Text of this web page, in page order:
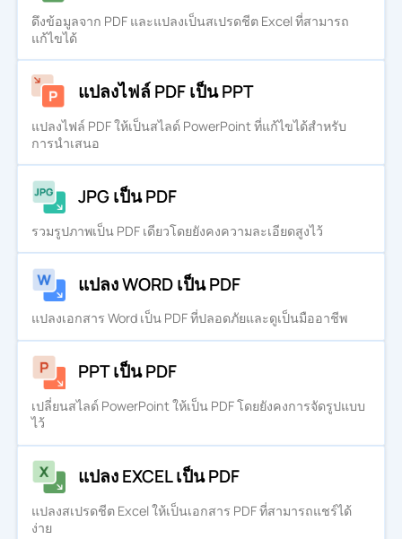
ดึงข้อมูลจาก PDF และแปลงเป็นสเปรดชีต Excel ที่สามารถ
แก้ไขได้
แปลงไฟล์ PDF เป็น PPT
แปลงไฟล์ PDF ให้เป็นสไลด์ PowerPoint ที่แก้ไขได้สำหรับ
การนำเสนอ
JPG เป็น PDF
รวมรูปภาพเป็น PDF เดียวโดยยังคงความละเอียดสูงไว้
แปลง WORD เป็น PDF
แปลงเอกสาร Word เป็น PDF ที่ปลอดภัยและดูเป็นมืออาชีพ
PPT เป็น PDF
เปลี่ยนสไลด์ PowerPoint ให้เป็น PDF โดยยังคงการจัดรูปแบบ
ไว้
แปลง EXCEL เป็น PDF
แปลงสเปรดชีต Excel ให้เป็นเอกสาร PDF ที่สามารถแชร์ได้
ง่าย